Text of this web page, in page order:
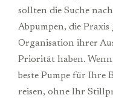
sollten die Suche
Abpumpen, die
Organisation ihrer
Priorität haben.
beste Pumpe für Ihre
reisen, ohne Ihr